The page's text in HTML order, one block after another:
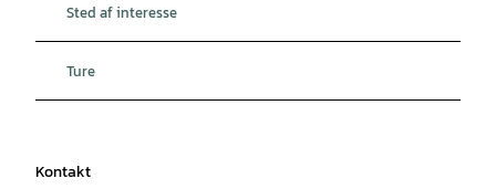
Sted af interesse
Ture
Kontakt